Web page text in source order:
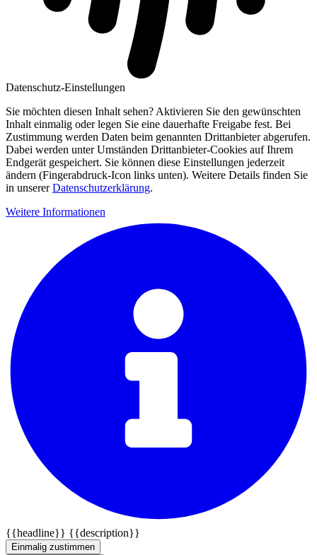
Datenschutz-Einstellungen
Sie möchten diesen Inhalt sehen? Aktivieren Sie den gewünschten
Inhalt einmalig oder legen Sie eine dauerhafte Freigabe fest. Bei
Zustimmung werden Daten beim genannten Drittanbieter abgerufen.
Dabei werden unter Umständen Drittanbieter-Cookies auf Ihrem
Endgerät gespeichert. Sie können diese Einstellungen jederzeit
ändern (Fingerabdruck-Icon links unten). Weitere Details finden Sie
in unsererDatenschutzerklärung.
Weitere Informationen
{{headline}} {{description}}
Einmalig zustimmen